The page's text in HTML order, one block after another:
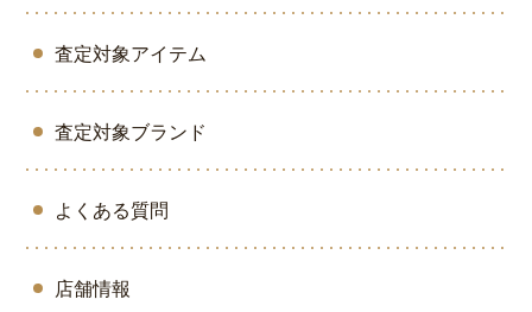
査定対象アイテム
査定対象ブランド
よくある質問
店舗情報